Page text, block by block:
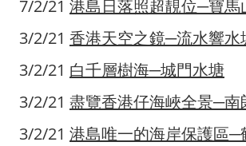
7/2/21 港島日落照超靚位─寶馬
3/2/21 香港天空之鏡─流水響水
3/2/21 白千層樹海─城門水塘
3/2/21 盡覽香港仔海峽全景─南
3/2/21 港島唯一的海岸保護區─